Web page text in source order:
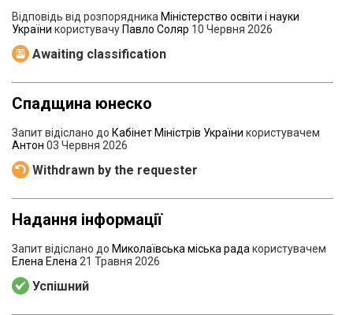
Відповідь від розпорядника Міністерство освіти і науки
України користувачу Павло Соляр 10 Червня 2026
Awaiting classification
Спадщина юнеско
Запит відіслано до Кабінет Міністрів України користувачем
Антон 03 Червня 2026
Withdrawn by the requester
Надання інформації
Запит відіслано до Миколаївська міська рада користувачем
Елена Елена 21 Травня 2026
Успішний